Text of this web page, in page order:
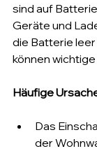
sind auf
Geräte und
die Batterie
können
Häufige
Das
der